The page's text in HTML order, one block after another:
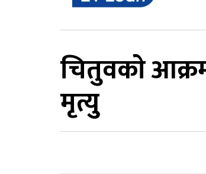
चितुवकाे
मृत्युु